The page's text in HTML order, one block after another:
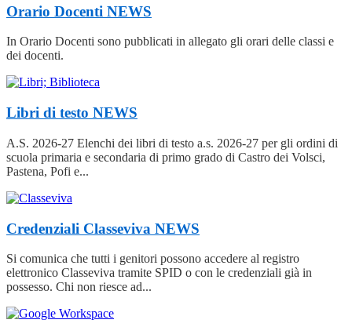
Orario Docenti NEWS
In Orario Docenti sono pubblicati in allegato gli orari delle classi e
dei docenti.
Libri di testo NEWS
A.S. 2026-27 Elenchi dei libri di testo a.s. 2026-27 per gli ordini di
scuola primaria e secondaria di primo grado di Castro dei Volsci,
Pastena, Pofi e...
Credenziali Classeviva NEWS
Si comunica che tutti i genitori possono accedere al registro
elettronico Classeviva tramite SPID o con le credenziali già in
possesso. Chi non riesce ad...